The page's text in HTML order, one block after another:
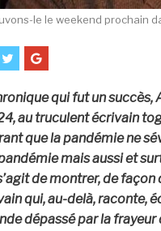
le le weekend prochain
qui fut un
au truculent écrivain
que la pandémie ne
mais aussi et
de montrer, de
qui, au-delà, raconte,
dépassé par la